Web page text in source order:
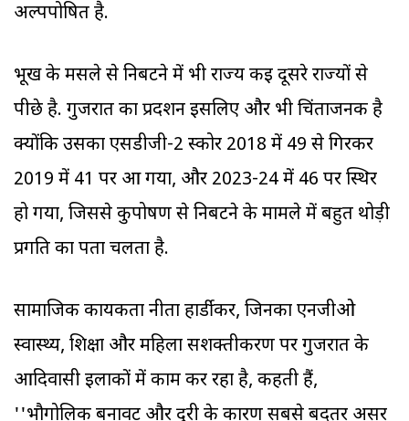
अल्पपोषित है.
भूख के मसले से निबटने में भी राज्य कई दूसरे राज्यों से
पीछे है. गुजरात का प्रदर्शन इसलिए और भी चिंताजनक है
क्योंकि उसका एसडीजी-2 स्कोर 2018 में 49 से गिरकर
2019 में 41 पर आ गया, और 2023-24 में 46 पर स्थिर
हो गया, जिससे कुपोषण से निबटने के मामले में बहुत थोड़ी
प्रगति का पता चलता है.
सामाजिक कार्यकर्ता नीता हार्डीकर, जिनका एनजीओ
स्वास्थ्य, शिक्षा और महिला सशक्तीकरण पर गुजरात के
आदिवासी इलाकों में काम कर रहा है, कहती हैं,
''भौगोलिक बनावट और दूरी के कारण सबसे बदतर असर